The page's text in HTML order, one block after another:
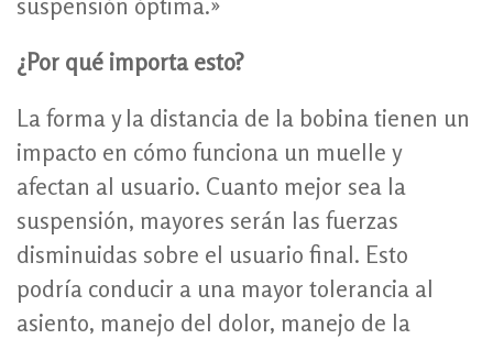
suspensión óptima.»
¿Por qué importa esto?
La forma y la distancia de la bobina tienen un
impacto en cómo funciona un muelle y
afectan al usuario. Cuanto mejor sea la
suspensión, mayores serán las fuerzas
disminuidas sobre el usuario final. Esto
podría conducir a una mayor tolerancia al
asiento, manejo del dolor, manejo de la